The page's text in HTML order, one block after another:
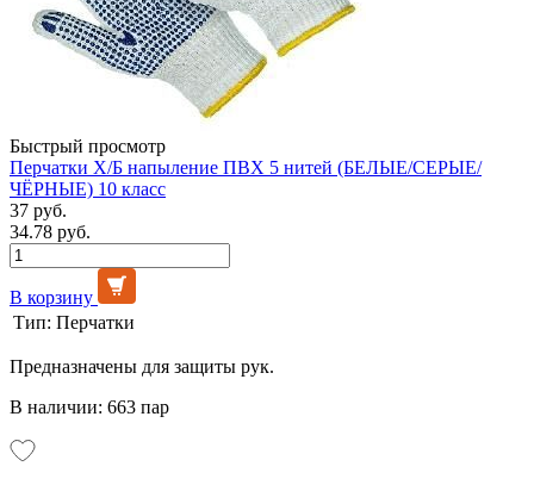
Быстрый просмотр
Перчатки Х/Б напыление ПВХ 5 нитей (БЕЛЫЕ/СЕРЫЕ/
ЧЁРНЫЕ) 10 класс
37 руб.
34.78 руб.
В корзину
Тип: Перчатки
Предназначены для защиты рук.
В наличии: 663 пар